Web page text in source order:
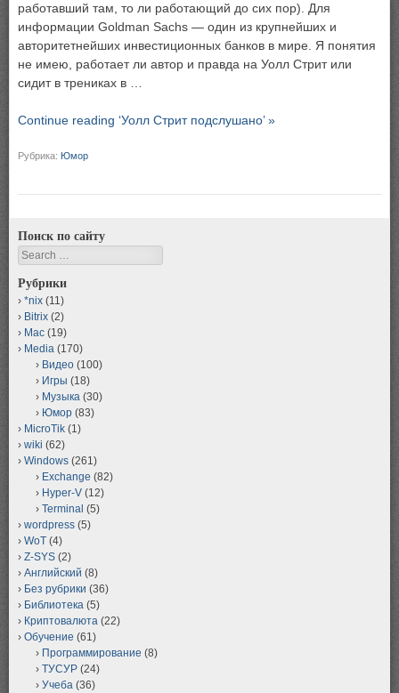
работавший там, то ли работающий до сих пор). Для
информации Goldman Sachs — один из крупнейших и
авторитетнейших инвестиционных банков в мире. Я понятия
не имею, работает ли автор и правда на Уолл Стрит или
сидит в трениках в …
Continue reading ‘Уолл Стрит подслушано’ »
Рубрика: Юмор
Поиск по сайту
Search
Рубрики
*nix (11)
Bitrix (2)
Mac (19)
Media (170)
Видео (100)
Игры (18)
Музыка (30)
Юмор (83)
MicroTik (1)
wiki (62)
Windows (261)
Exchange (82)
Hyper-V (12)
Terminal (5)
wordpress (5)
WoT (4)
Z-SYS (2)
Английский (8)
Без рубрики (36)
Библиотека (5)
Криптовалюта (22)
Обучение (61)
Программирование (8)
ТУСУР (24)
Учеба (36)